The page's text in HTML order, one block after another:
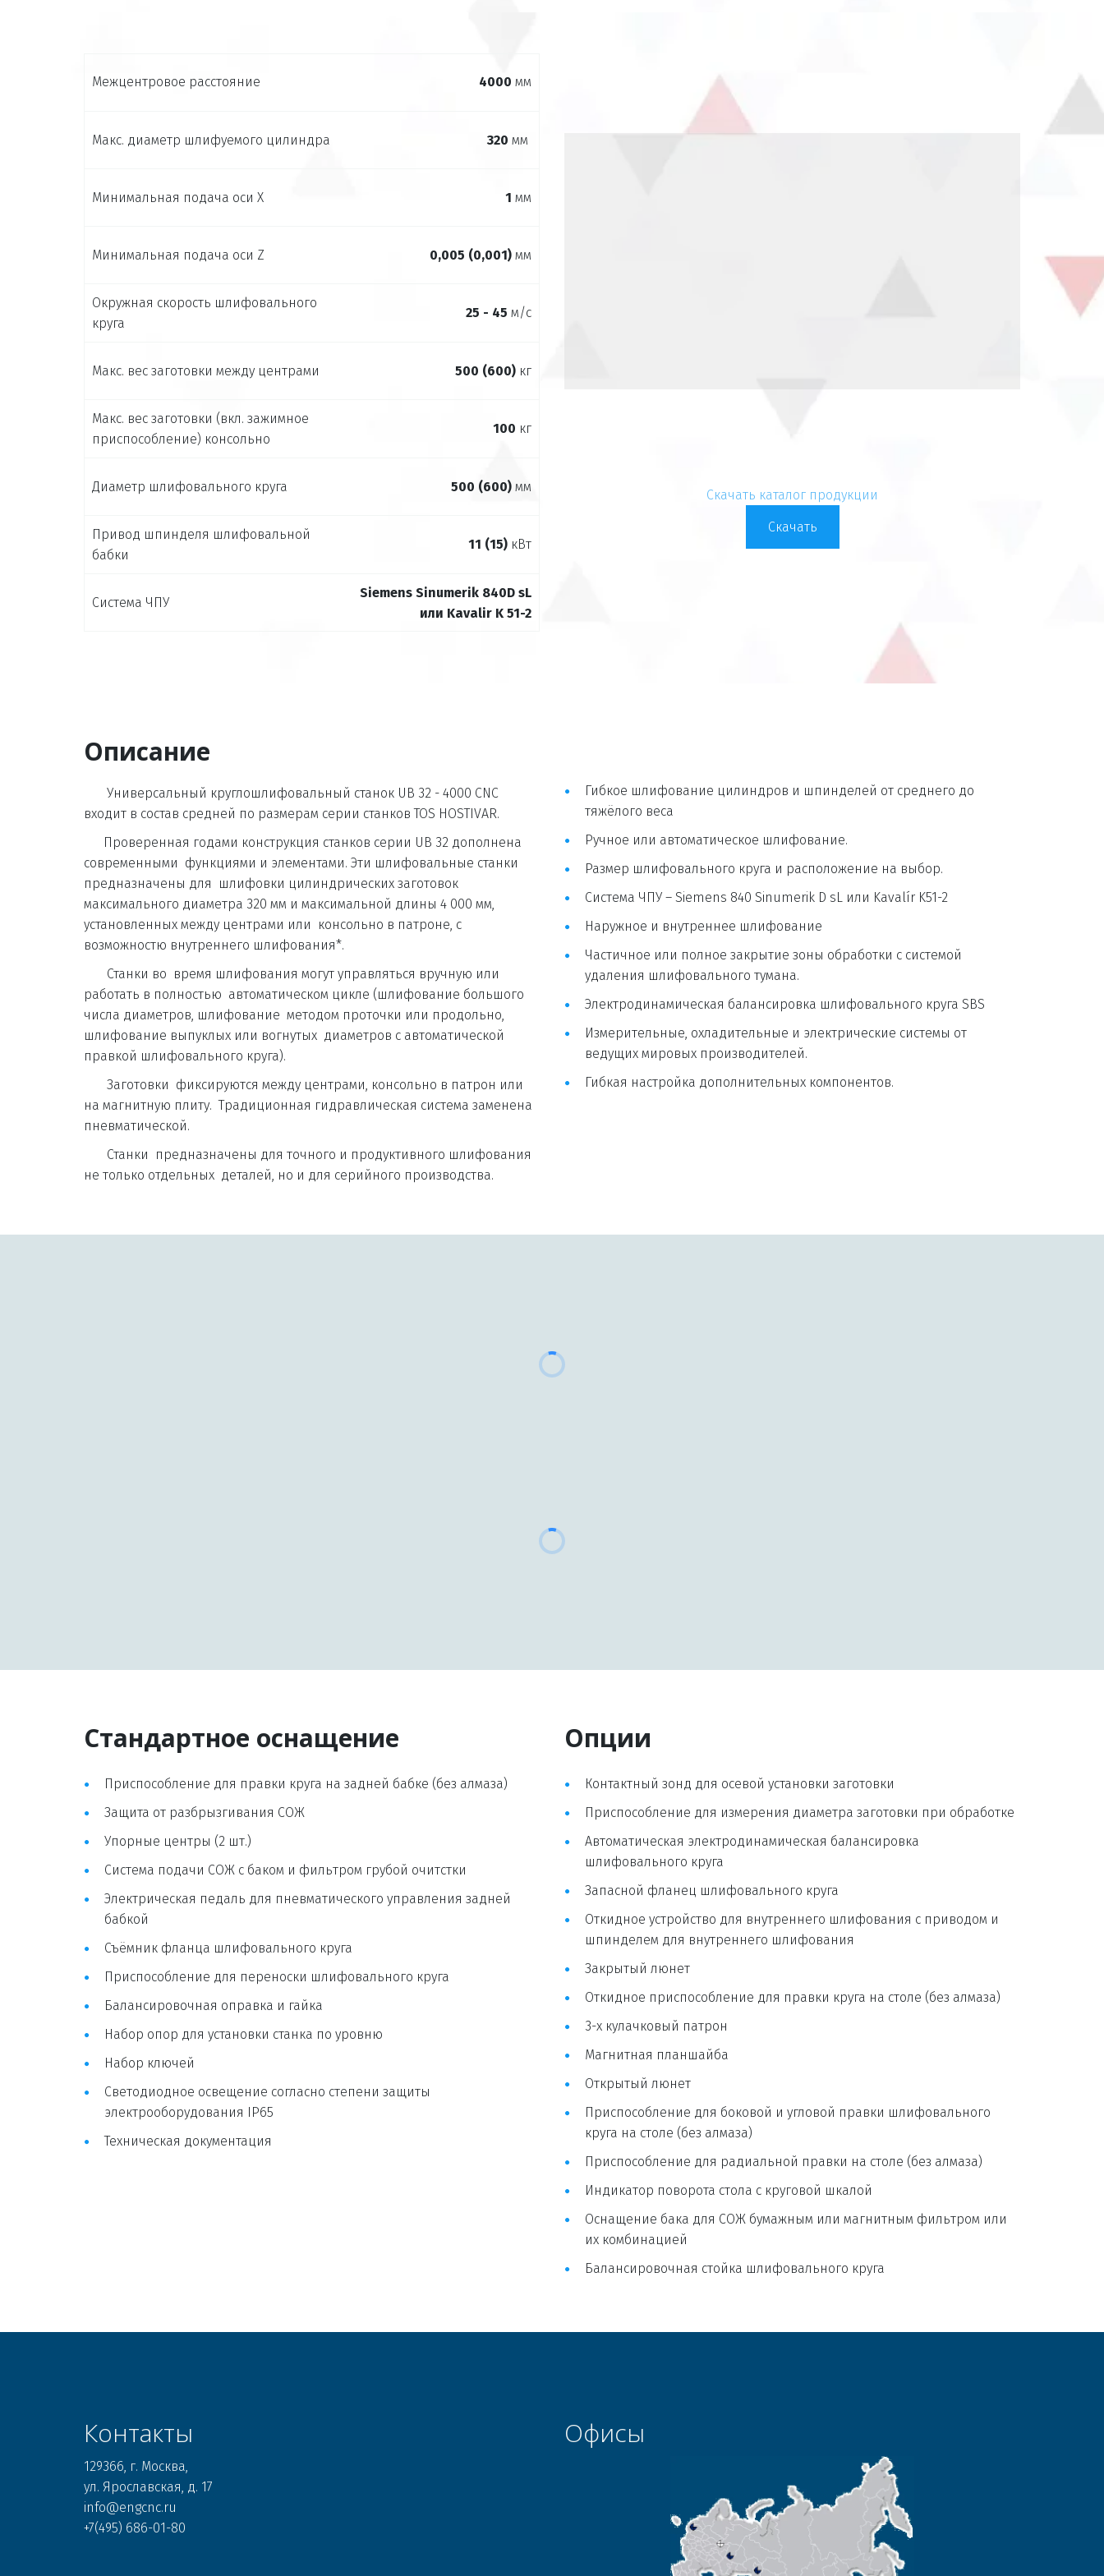
Межцентровое расстояние 4000 мм­
Макс. диаметр шлифуемого цилиндра 320 мм ­
Минимальная подача оси X 1 мм
Минимальная подача оси Z 0,005 (0,001) мм
Окружная скорость шлифовального
круга
25 - 45 м/с
Макс. вес заготовки между центрами 500 (600) кг
Макс. вес заготовки (вкл. зажимное
приспособление) консольно
100 кг
Диаметр шлифовального круга 500 (600) мм
Привод шпинделя шлифовальной
бабки
11 (15) кВт
Система ЧПУ
Siemens Sinumerik 840D sL
или Kavalir K 51-2
Скачать каталог продукции
Скачать
Описание
входит в состав средней по размерам серии станков TOS HOSTIVAR.
современными  функциями и элементами. Эти шлифовальные станки
предназначены для  шлифовки цилиндрических заготовок
максимального диаметра 320 мм и максимальной длины 4 000 мм,
установленных между центрами или  консольно в патроне, с
возможностю внутреннего шлифования*.
работать в полностью  автоматическом цикле (шлифование большого
числа диаметров, шлифование  методом проточки или продольно,
шлифование выпуклых или вогнутых  диаметров с автоматической
правкой шлифовального круга).
на магнитную плиту.  Традиционная гидравлическая система заменена
пневматической.
не только отдельных  деталей, но и для серийного производства.
Гибкое шлифование цилиндров и шпинделей от среднего до
тяжёлого веса
Ручное или автоматическое шлифование.
Размер шлифовального круга и расположение на выбор.
Система ЧПУ – Siemens 840 Sinumerik D sL или Kavalír K51-2
Наружное и внутреннее шлифование
Частичное или полное закрытие зоны обработки с системой
удаления шлифовального тумана.
Электродинамическая балансировка шлифовального круга SBS
Измерительные, охладительные и электрические системы от
ведущих мировых производителей.
Гибкая настройка дополнительных компонентов.
Стандартное оснащение
Приспособление для правки круга на задней бабке (без алмаза)
Защита от разбрызгивания СОЖ
Упорные центры (2 шт.)
Система подачи СОЖ с баком и фильтром грубой очитстки
Электрическая педаль для пневматического управления задней
бабкой
Съёмник фланца шлифовального круга
Приспособление для переноски шлифовального круга
Балансировочная оправка и гайка
Набор опор для установки станка по уровню
Набор ключей
Светодиодное освещение согласно степени защиты
электрооборудования IP65
Техническая документация
Опции
Контактный зонд для осевой установки заготовки
Приспособление для измерения диаметра заготовки при обработке
Автоматическая электродинамическая балансировка
шлифовального круга
Запасной фланец шлифовального круга
Откидное устройство для внутреннего шлифования с приводом и
шпинделем для внутреннего шлифования
Закрытый люнет
Откидное приспособление для правки круга на столе (без алмаза)
3-х кулачковый патрон
Магнитная планшайба
Открытый люнет
Приспособление для боковой и угловой правки шлифовального
круга на столе (без алмаза)
Приспособление для радиальной правки на столе (без алмаза)
Индикатор поворота стола с круговой шкалой
Оснащение бака для СОЖ бумажным или магнитным фильтром или
их комбинацией
Балансировочная стойка шлифовального круга
Контакты
129366, г. Москва,
ул. Ярославская, д. 17
info@engcnc.ru
+7(495) 686-01-80
Офисы